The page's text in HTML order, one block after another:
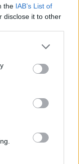
the IAB’s List of
disclose it to other